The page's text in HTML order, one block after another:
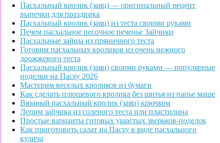
Пасхальный кролик (заяц) — оригинальный рецепт
выпечки для праздника
Пасхальный кролик (заяц) из теста своими руками
Печем пасхальное песочное печенье Зайчики
Пасхальные зайцы из пряничного теста
Готовим пасхальных кроликов из очень нежного
дрожжевого теста
Пасхальный кролик (заяц) своими руками — популярные
поделки на Пасху 2026
Мастерим веселых кроликов из бумаги
Как сделать плюшевого кролика без шитья из папье маше
Вязаный пасхальный кролик (заяц) крючком
Лепим зайчика из соленого теста или пластилина
Простые варианты готовых ушастых зверьков-поделок
Как приготовить салат на Пасху в виде пасхального
кулича